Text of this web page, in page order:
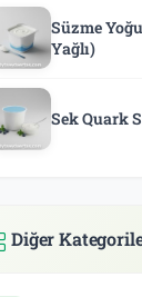
Süzme
Yağlı)
Sek Quark
Diğer